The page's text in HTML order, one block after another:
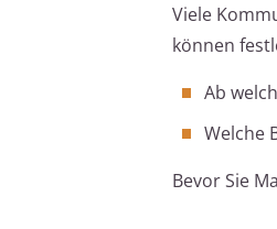
Viele
können
Ab
Welche
Bevor Sie